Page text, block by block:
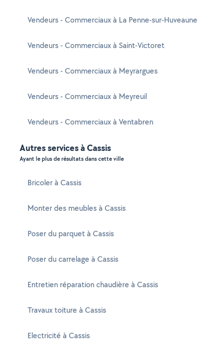
Vendeurs - Commerciaux à La Penne-sur-Huveaune
Vendeurs - Commerciaux à Saint-Victoret
Vendeurs - Commerciaux à Meyrargues
Vendeurs - Commerciaux à Meyreuil
Vendeurs - Commerciaux à Ventabren
Autres services à Cassis
Ayant le plus de résultats dans cette ville
Bricoler à Cassis
Monter des meubles à Cassis
Poser du parquet à Cassis
Poser du carrelage à Cassis
Entretien réparation chaudière à Cassis
Travaux toiture à Cassis
Electricité à Cassis